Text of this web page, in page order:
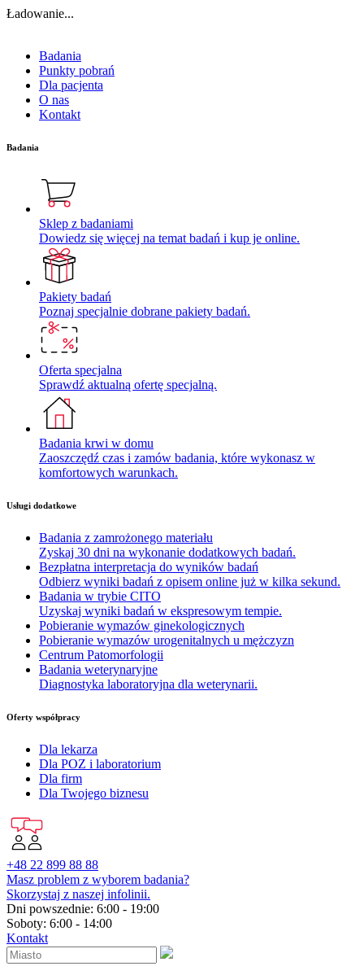
Ładowanie...
Badania
Punkty pobrań
Dla pacjenta
O nas
Kontakt
Badania
Sklep z badaniami
Dowiedz się więcej na temat badań i kup je online.
Pakiety badań
Poznaj specjalnie dobrane pakiety badań.
Oferta specjalna
Sprawdź aktualną ofertę specjalną.
Badania krwi w domu
Zaoszczędź czas i zamów badania, które wykonasz w
komfortowych warunkach.
Usługi dodatkowe
Badania z zamrożonego materiału
Zyskaj 30 dni na wykonanie dodatkowych badań.
Bezpłatna interpretacja do wyników badań
Odbierz wyniki badań z opisem online już w kilka sekund.
Badania w trybie CITO
Uzyskaj wyniki badań w ekspresowym tempie.
Pobieranie wymazów ginekologicznych
Pobieranie wymazów urogenitalnych u mężczyzn
Centrum Patomorfologii
Badania weterynaryjne
Diagnostyka laboratoryjna dla weterynarii.
Oferty współpracy
Dla lekarza
Dla POZ i laboratorium
Dla firm
Dla Twojego biznesu
+48 22 899 88 88
Masz problem z wyborem badania?
Skorzystaj z naszej infolinii.
Dni powszednie: 6:00 - 19:00
Soboty: 6:00 - 14:00
Kontakt